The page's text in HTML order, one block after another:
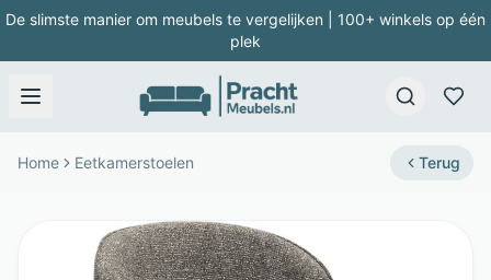
De slimste manier om meubels te vergelijken | 100+ winkels op één
plek
Home Eetkamerstoelen Terug